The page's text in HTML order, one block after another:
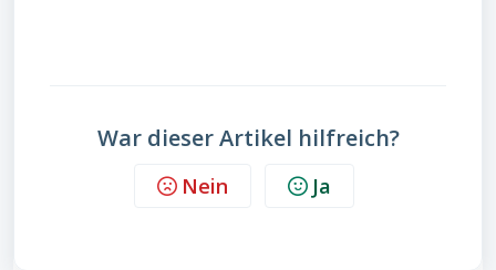
War dieser Artikel hilfreich?
Nein Ja